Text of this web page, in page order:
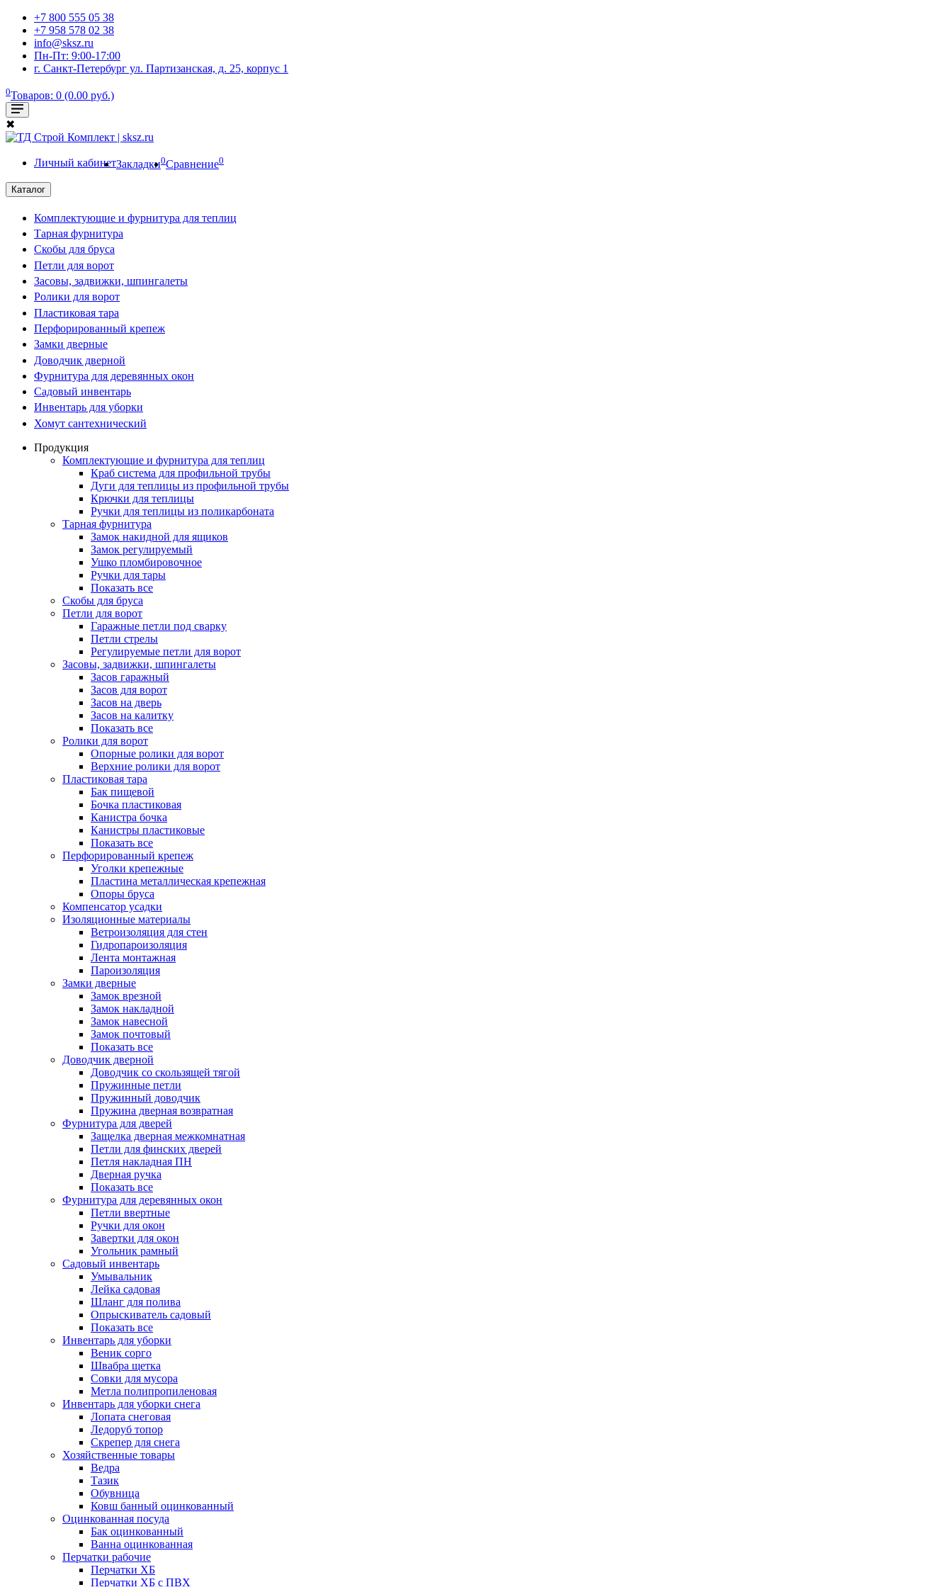
+7 800 555 05 38
+7 958 578 02 38
info@sksz.ru
Пн-Пт: 9:00-17:00
г. Санкт-Петербург ул. Партизанская, д. 25, корпус 1
0Товаров: 0 (0.00 руб.)
✖
Личный кабинетЗакладки0Сравнение0
Каталог
Комплектующие и фурнитура для теплиц
Тарная фурнитура
Скобы для бруса
Петли для ворот
Засовы, задвижки, шпингалеты
Ролики для ворот
Пластиковая тара
Перфорированный крепеж
Замки дверные
Доводчик дверной
Фурнитура для деревянных окон
Садовый инвентарь
Инвентарь для уборки
Хомут сантехнический
Продукция
Комплектующие и фурнитура для теплиц
Краб система для профильной трубы
Дуги для теплицы из профильной трубы
Крючки для теплицы
Ручки для теплицы из поликарбоната
Тарная фурнитура
Замок накидной для ящиков
Замок регулируемый
Ушко пломбировочное
Ручки для тары
Показать все
Скобы для бруса
Петли для ворот
Гаражные петли под сварку
Петли стрелы
Регулируемые петли для ворот
Засовы, задвижки, шпингалеты
Засов гаражный
Засов для ворот
Засов на дверь
Засов на калитку
Показать все
Ролики для ворот
Опорные ролики для ворот
Верхние ролики для ворот
Пластиковая тара
Бак пищевой
Бочка пластиковая
Канистра бочка
Канистры пластиковые
Показать все
Перфорированный крепеж
Уголки крепежные
Пластина металлическая крепежная
Опоры бруса
Компенсатор усадки
Изоляционные материалы
Ветроизоляция для стен
Гидропароизоляция
Лента монтажная
Пароизоляция
Замки дверные
Замок врезной
Замок накладной
Замок навесной
Замок почтовый
Показать все
Доводчик дверной
Доводчик со скользящей тягой
Пружинные петли
Пружинный доводчик
Пружина дверная возвратная
Фурнитура для дверей
Защелка дверная межкомнатная
Петли для финских дверей
Петля накладная ПН
Дверная ручка
Показать все
Фурнитура для деревянных окон
Петли ввертные
Ручки для окон
Завертки для окон
Угольник рамный
Садовый инвентарь
Умывальник
Лейка садовая
Шланг для полива
Опрыскиватель садовый
Показать все
Инвентарь для уборки
Веник сорго
Швабра щетка
Совки для мусора
Метла полипропиленовая
Инвентарь для уборки снега
Лопата снеговая
Ледоруб топор
Скрепер для снега
Хозяйственные товары
Ведра
Тазик
Обувница
Ковш банный оцинкованный
Оцинкованная посуда
Бак оцинкованный
Ванна оцинкованная
Перчатки рабочие
Перчатки ХБ
Перчатки ХБ с ПВХ